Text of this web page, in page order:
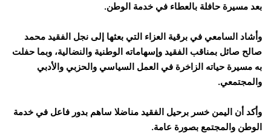
بعد مسيرة حافلة بالعطاء في خدمة الوطن.
وأشاد السامعي في برقية العزاء التي بعثها إلى نجل الفقيد محمد
صالح صائل بمناقب الفقيد وإسهاماته الوطنية والنضالية، وبما حفلت
به مسيرة حياته الزاخرة في العمل السياسي والحزبي والأدبي
والمجتمعي.
وأكد أن اليمن خسر برحيل الفقيد مناضلا ساهم بدور فاعل في خدمة
الوطن والمجتمع بصورة عامة.